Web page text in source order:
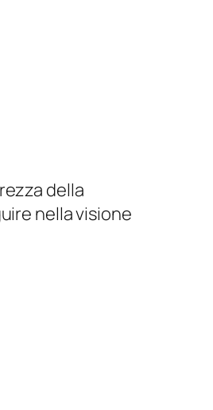
della
nella visione